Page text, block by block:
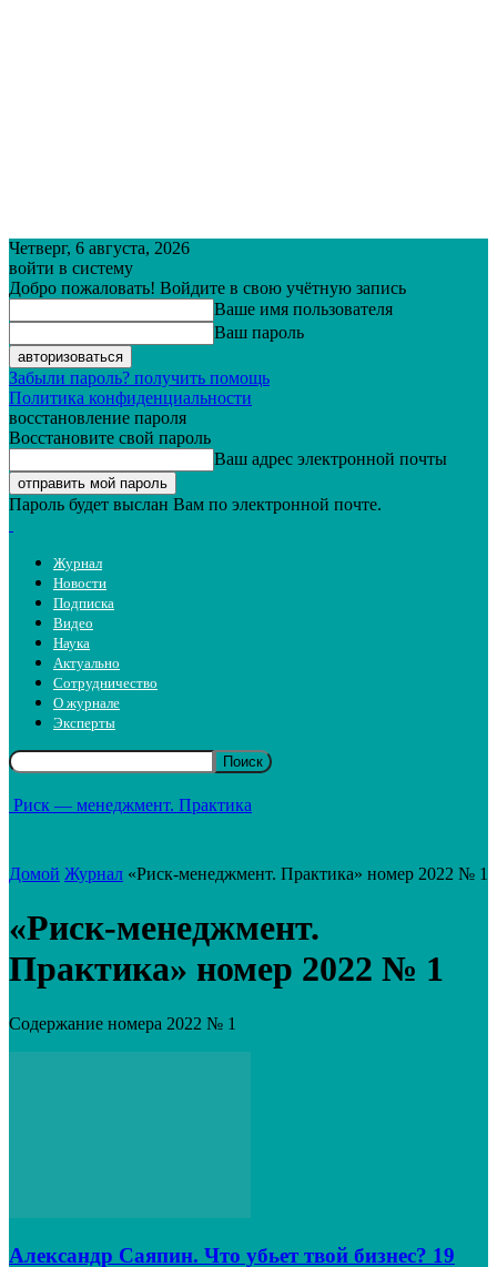
Четверг, 6 августа, 2026
войти в систему
Добро пожаловать! Войдите в свою учётную запись
Ваше имя пользователя
Ваш пароль
Забыли пароль? получить помощь
Политика конфиденциальности
восстановление пароля
Восстановите свой пароль
Ваш адрес электронной почты
Пароль будет выслан Вам по электронной почте.
Журнал
Новости
Подписка
Видео
Наука
Актуально
Сотрудничество
О журнале
Эксперты
Риск — менеджмент. Практика
Домой Журнал «Риск-менеджмент. Практика» номер 2022 № 1
«Риск-менеджмент.
Практика» номер 2022 № 1
Содержание номера 2022 № 1
Александр Саяпин. Что убьет твой бизнес? 19